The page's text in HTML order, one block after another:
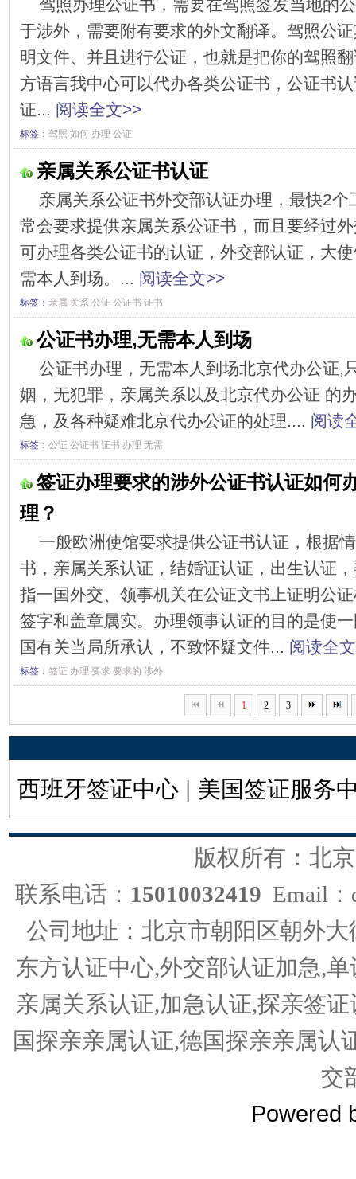
驾照办理公证书，需要在驾照签发当地的
于涉外，需要附有要求的外文翻译。驾照公
明文件、并且进行公证，也就是把你的驾照
方语言我中心可以代办各类公证书，公证书
证... 阅读全文>>
标签： 驾照 如何 办理 公证
亲属关系公证书认证
亲属关系公证书外交部认证办理，最快2
常会要求提供亲属关系公证书，而且要经过
可办理各类公证书的认证，外交部认证，大
需本人到场。... 阅读全文>>
标签： 亲属 关系 公证 公证书 证书
公证书办理,无需本人到场
公证书办理，无需本人到场北京代办公证,
姻，无犯罪，亲属关系以及北京代办公证 的
急，及各种疑难北京代办公证的处理.... 阅读
标签： 公证 公证书 证书 办理 无需
签证办理要求的涉外公证书认证如何
理？
一般欧洲使馆要求提供公证书认证，根据
书，亲属关系认证，结婚证认证，出生认证
指一国外交、领事机关在公证文书上证明公
签字和盖章属实。办理领事认证的目的是使
国有关当局所承认，不致怀疑文件... 阅读全
标签： 签证 办理 要求 要求的 涉外
1 2 3
西班牙签证中心 | 美国签证服务
版权所有：北
联系电话： 15010032419 Email
公司地址：北京市朝阳区朝外
东方认证中心,外交部认证加急,
亲属关系认证,加急认证,探亲签
国探亲亲属认证,德国探亲亲属认
交
Powered